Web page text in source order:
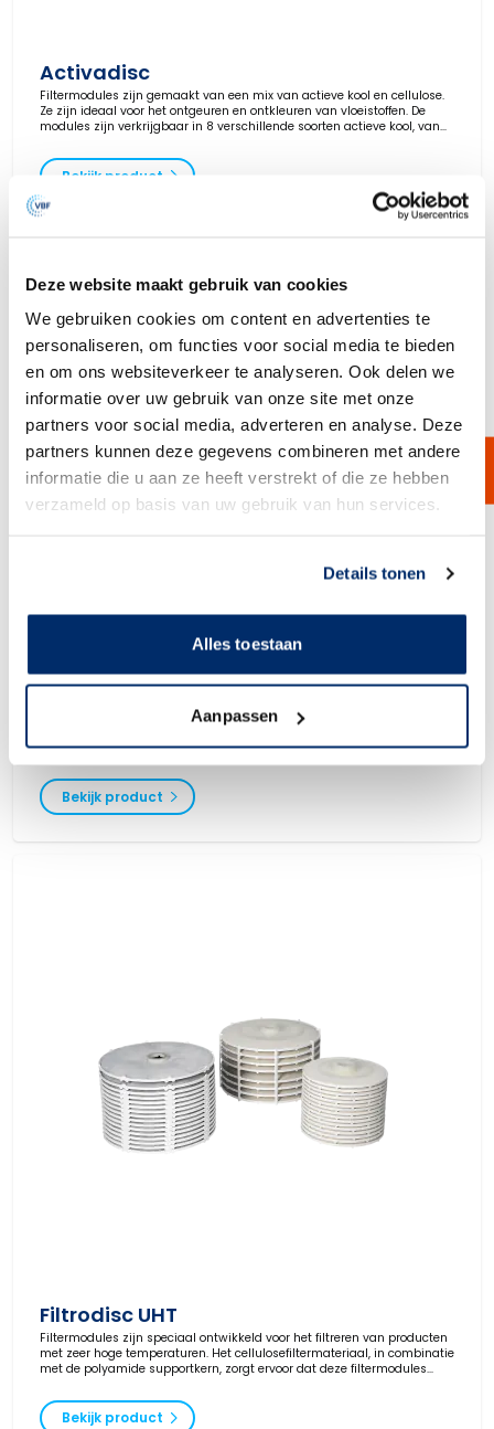
Deze website maakt gebruik van cookies
We gebruiken cookies om content en advertenties te
personaliseren, om functies voor social media te bieden
en om ons websiteverkeer te analyseren. Ook delen we
informatie over uw gebruik van onze site met onze
partners voor social media, adverteren en analyse. Deze
partners kunnen deze gegevens combineren met andere
informatie die u aan ze heeft verstrekt of die ze hebben
verzameld op basis van uw gebruik van hun services.
Details tonen
Alles toestaan
Aanpassen
Activadisc
Filtermodules zijn gemaakt van een mix van actieve kool en cellulose.
Ze zijn ideaal voor het ontgeuren en ontkleuren van vloeistoffen. De
modules zijn verkrijgbaar in 8 verschillende soorten actieve kool, van
Bekijk product
Filtrodisc HT
Filtermodules zijn speciaal ontwikkeld voor het filtreren van producten
met de polyamide supportkern zorgt ervoor dat deze filtermodules
gebruikt kunnen worden tot 110 °C.
Bekijk product
Filtrodisc UHT
Filtermodules zijn speciaal ontwikkeld voor het filtreren van producten
met zeer hoge temperaturen. Het cellulosefiltermateriaal, in combinatie
met de polyamide supportkern, zorgt ervoor dat deze filtermodules
Bekijk product